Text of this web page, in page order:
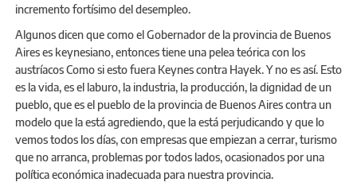
incremento fortísimo del desempleo.
Algunos dicen que como el Gobernador de la provincia de Buenos
Aires es keynesiano, entonces tiene una pelea teórica con los
austríacos Como si esto fuera Keynes contra Hayek. Y no es así. Esto
es la vida, es el laburo, la industria, la producción, la dignidad de un
pueblo, que es el pueblo de la provincia de Buenos Aires contra un
modelo que la está agrediendo, que la está perjudicando y que lo
vemos todos los días, con empresas que empiezan a cerrar, turismo
que no arranca, problemas por todos lados, ocasionados por una
política económica inadecuada para nuestra provincia.